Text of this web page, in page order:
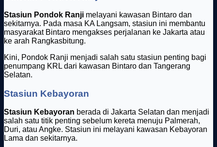
Stasiun Pondok Ranji melayani kawasan Bintaro dan
sekitarnya. Pada masa KA Langsam, stasiun ini membantu
masyarakat Bintaro mengakses perjalanan ke Jakarta atau
ke arah Rangkasbitung.
Kini, Pondok Ranji menjadi salah satu stasiun penting bagi
penumpang KRL dari kawasan Bintaro dan Tangerang
Selatan.
Stasiun Kebayoran
Stasiun Kebayoran berada di Jakarta Selatan dan menjadi
salah satu titik penting sebelum kereta menuju Palmerah,
Duri, atau Angke. Stasiun ini melayani kawasan Kebayoran
Lama dan sekitarnya.